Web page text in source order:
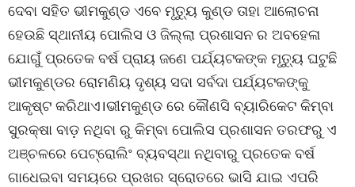
ଦେବା ସହିତ ଭୀମକୁଣ୍ଡ ଏବେ ମୃତ୍ୟୁ କୁଣ୍ଡ ତାହା ଆଲୋଚନା
ହେଉଛି ସ୍ଥାନୀୟ ପୋଲିସ ଓ ଜିଲ୍ଲା ପ୍ରଶାସନ ର ଅବହେଳା
ଯୋଗୁଁ ପ୍ରତେକ ବର୍ଷ ପ୍ରାୟ ଜଣେ ପର୍ଯ୍ୟଟକଙ୍କ ମୃତ୍ୟୁ ଘଟୁଛି
ଭୀମକୁଣ୍ଡର ରୋମଣିୟ ଦୃଶ୍ୟ ସଦା ସର୍ବଦା ପର୍ଯ୍ୟଟକଙ୍କୁ
ଆକୃଷ୍ଟ କରିଥାଏ।ଭୀମକୁଣ୍ଡ ରେ କୌଣସି ବ୍ୟାରିକେଟ କିମ୍ବା
ସୁରକ୍ଷା ବାଡ଼ ନଥିବା ରୁ କିମ୍ବା ପୋଲିସ ପ୍ରଶାସନ ତରଫରୁ ଏ
ଅଞ୍ଚଳରେ ପେଟ୍ରୋଲିଂ ବ୍ୟବସ୍ଥା ନଥିବାରୁ ପ୍ରତେକ ବର୍ଷ
ଗାଧେଇବା ସମୟରେ ପ୍ରଖର ସ୍ରୋତରେ ଭାସି ଯାଇ ଏପରି